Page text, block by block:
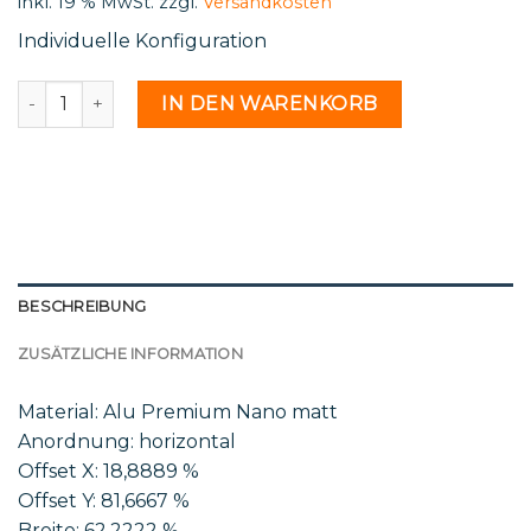
Individuelle Konfiguration
St 21 24 - 2177753 MengeIN DEN WARENKORB
BESCHREIBUNG
ZUSÄTZLICHE INFORMATION
Material: Alu Premium Nano matt
Anordnung: horizontal
Offset X: 18,8889 %
Offset Y: 81,6667 %